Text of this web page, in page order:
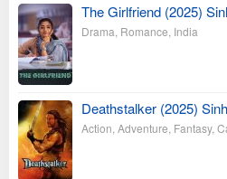
The Girlfriend (2025)
Drama Romance India
Deathstalker (2025)
Action Adventure Fantasy,